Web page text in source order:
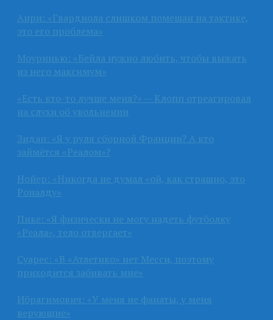
Анри: «Гвардиола слишком помешан на тактике,
это его проблема»
Моуринью: «Бейла нужно любить, чтобы выжать
из него максимум»
«Есть кто-то лучше меня?» — Клопп отреагировал
на слухи об увольнении
Зидан: «Я у руля сборной Франции? А кто
займётся «Реалом»?
Нойер: «Никогда не думал «ой, как страшно, это
Роналду»
Пике: «Я физически не могу надеть футболку
«Реала», тело отвергает»
Суарес: «В «Атлетико» нет Месси, поэтому
приходится забивать мне»
Ибрагимович: «У меня не фанаты, у меня
верующие»